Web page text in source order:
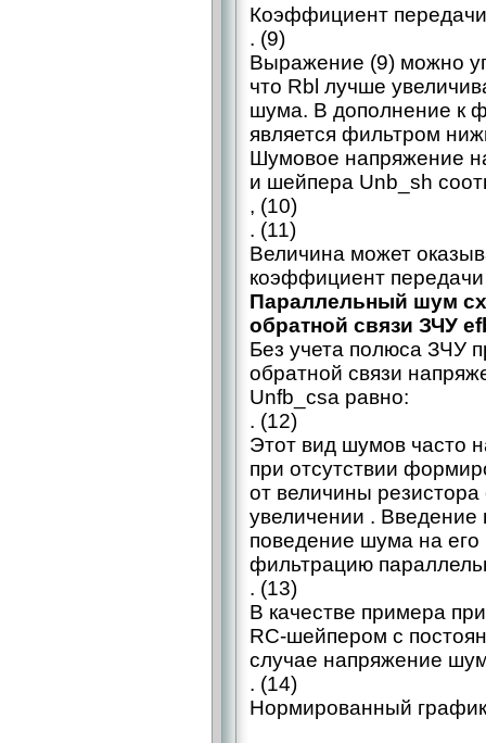
Коэффициент
. (9)
Выражение (9) можно
что Rbl лучше
шума. В дополнение к
является фильтром
Шумовое напряжение
и шейпера Unb_sh
, (10)
. (11)
Величина может
коэффициент
Параллельный шум
обратной связи ЗЧУ
Без учета полюса ЗЧУ
обратной связи
Unfb_csa равно:
. (12)
Этот вид шумов часто
при отсутствии
от величины
увеличении .
поведение шума на
фильтрацию
. (13)
В качестве примера
RC‑шейпером с
случае напряжение
. (14)
Нормированный